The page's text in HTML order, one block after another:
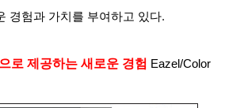
경험과 가치를 부여하고 있다.
로 제공하는 새로운 경험 Eazel/Color